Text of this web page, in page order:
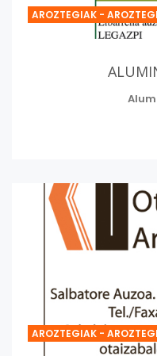
AROZTEGIAK -
AROZTEGIAK -